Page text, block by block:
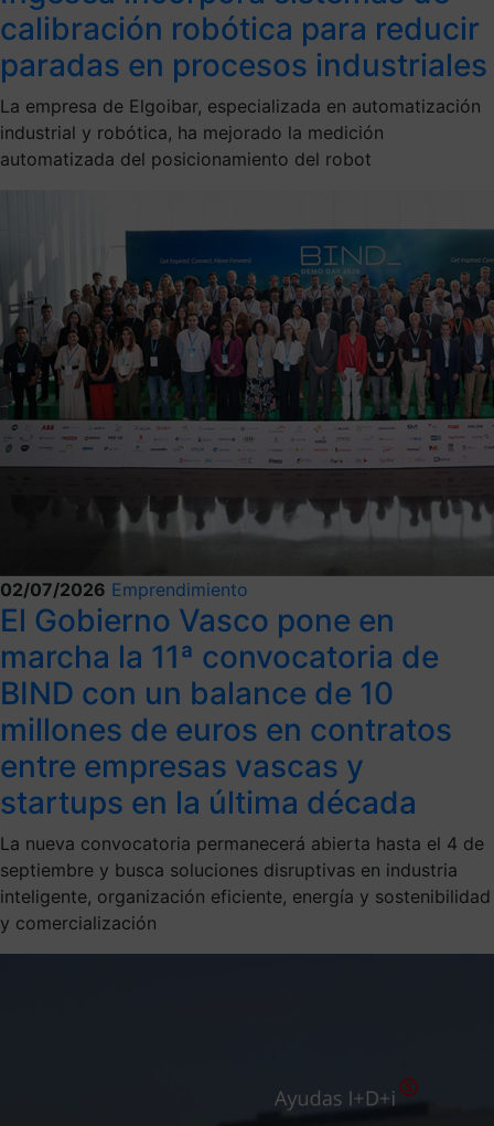
calibración robótica para reducir
paradas en procesos industriales
La empresa de Elgoibar, especializada en automatización
industrial y robótica, ha mejorado la medición
automatizada del posicionamiento del robot
02/07/2026 Emprendimiento
El Gobierno Vasco pone en
marcha la 11ª convocatoria de
BIND con un balance de 10
millones de euros en contratos
entre empresas vascas y
startups en la última década
La nueva convocatoria permanecerá abierta hasta el 4 de
septiembre y busca soluciones disruptivas en industria
inteligente, organización eficiente, energía y sostenibilidad
y comercialización